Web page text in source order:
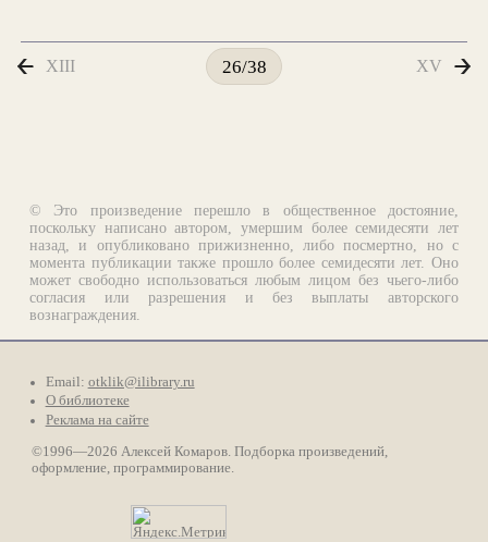
XIII 26/38 XV
© Это произведение перешло в общественное достояние,
поскольку написано автором, умершим более семидесяти лет
назад, и опубликовано прижизненно, либо посмертно, но с
момента публикации также прошло более семидесяти лет. Оно
может свободно использоваться любым лицом без чьего-либо
согласия или разрешения и без выплаты авторского
вознаграждения.
Email: otklik@ilibrary.ru
О библиотеке
Реклама на сайте
©1996—2026 Алексей Комаров. Подборка произведений,
оформление, программирование.